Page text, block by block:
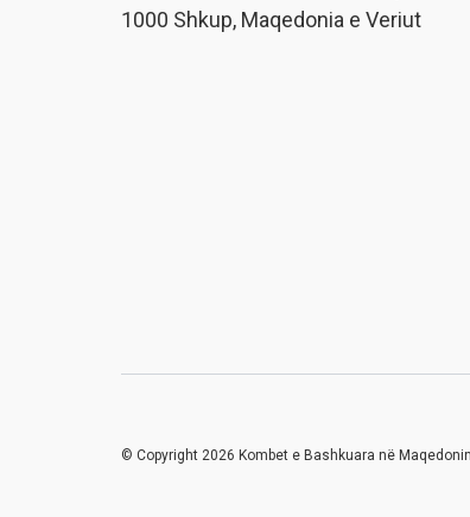
1000 Shkup, Maqedonia e Veriut
© Copyright 2026 Kombet e Bashkuara në